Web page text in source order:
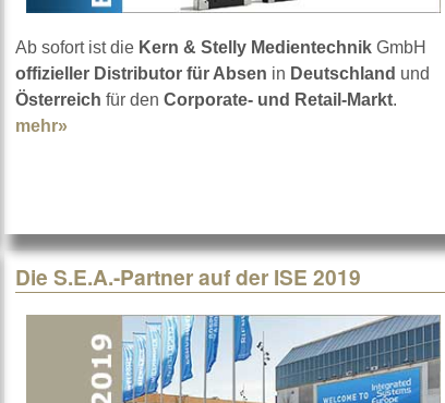
der ISE 2019
Ab sofort ist die Kern & Stelly Medientechnik GmbH
offizieller Distributor für Absen in Deutschland und
Österreich für den Corporate- und Retail-Markt.
mehr»
Die S.E.A.-Partner auf der ISE 2019